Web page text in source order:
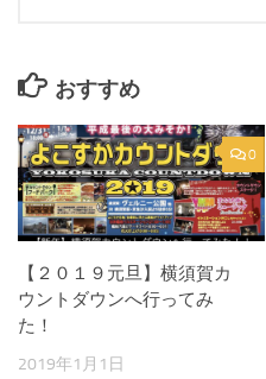
おすすめ
0
【２０１９元旦】横須賀カ
ウントダウンへ行ってみ
た！
2019年1月1日